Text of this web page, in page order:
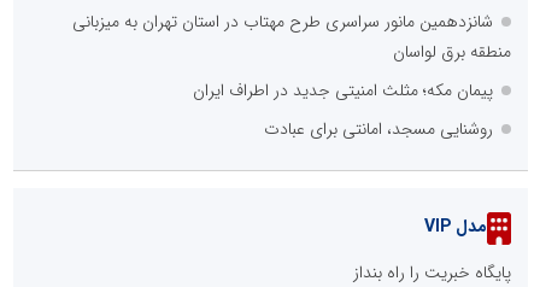
شانزدهمین مانور سراسری طرح مهتاب در استان تهران به میزبانی
منطقه برق لواسان
پیمان مکه؛ مثلث امنیتی جدید در اطراف ایران
روشنایی مسجد، امانتی برای عبادت
مدل VIP
پایگاه خبریت را راه بنداز